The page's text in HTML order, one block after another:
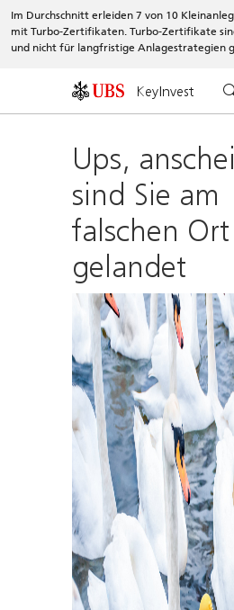
Im Durchschnitt erleiden 7 von 10
mit Turbo-Zertifikaten. Turbo-Zertifikate
und nicht für langfristige Anlagestrategien
KeyInvest
Ups,
sind Sie am
falschen Ort
gelandet